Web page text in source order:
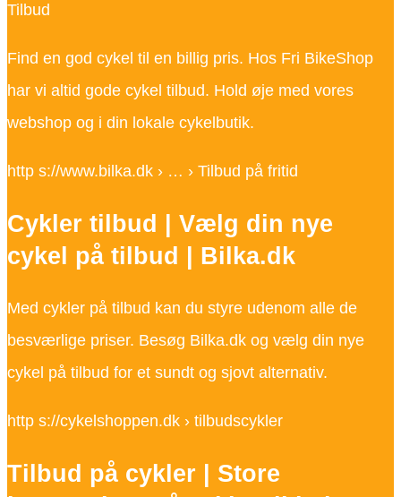
Tilbud
Find en god cykel til en billig pris. Hos Fri BikeShop
har vi altid gode cykel tilbud. Hold øje med vores
webshop og i din lokale cykelbutik.
http s://www.bilka.dk › … › Tilbud på fritid
Cykler tilbud | Vælg din nye
cykel på tilbud | Bilka.dk
Med cykler på tilbud kan du styre udenom alle de
besværlige priser. Besøg Bilka.dk og vælg din nye
cykel på tilbud for et sundt og sjovt alternativ.
http s://cykelshoppen.dk › tilbudscykler
Tilbud på cykler | Store